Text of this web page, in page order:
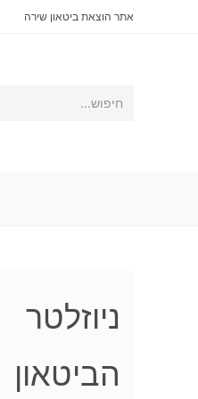
אתר הוצאת ביטאון שירה
חיפוש...
ניוזלטר
הביטאון